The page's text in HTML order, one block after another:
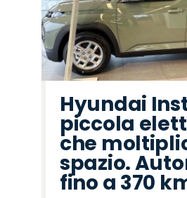
Hyundai
piccola
che
spazio.
fino a 370